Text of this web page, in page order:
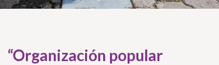
“Organización popular